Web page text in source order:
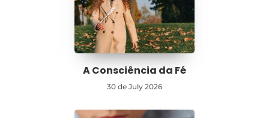
A Consciência da Fé
30 de July 2026